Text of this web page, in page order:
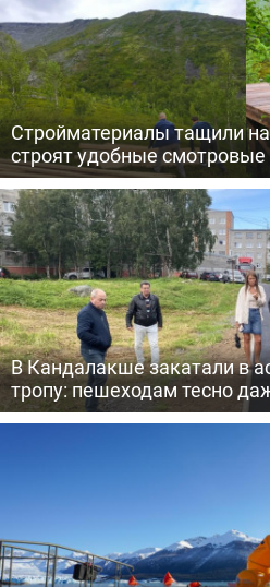
Стройматериалы тащили
строят удобные
В Кандалакше закатали в
тропу: пешеходам тесно